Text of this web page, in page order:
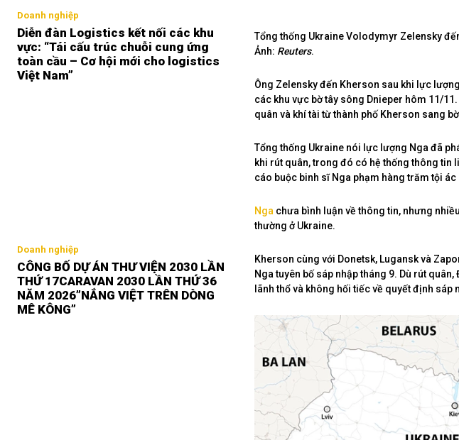
Doanh nghiệp
Diễn đàn Logistics kết nối các khu
vực: “Tái cấu trúc chuỗi cung ứng
toàn cầu – Cơ hội mới cho logistics
Việt Nam”
Doanh nghiệp
CÔNG BỐ DỰ ÁN THƯ VIỆN 2030 LẦN
THỨ 17CARAVAN 2030 LẦN THỨ 36
NĂM 2026”NẮNG VIỆT TRÊN DÒNG
MÊ KÔNG”
Tổng thống Ukraine Volodymyr Zelensky
Ảnh: Reuters.
Ông Zelensky đến Kherson sau khi lực
các khu vực bờ tây sông Dnieper hôm 11/
quân và khí tài từ thành phố Kherson sang
Tổng thống Ukraine nói lực lượng Nga đã
khi rút quân, trong đó có hệ thống thông tin
cáo buộc binh sĩ Nga phạm hàng trăm tội
Nga chưa bình luận về thông tin, nhưng
thường ở Ukraine.
Kherson cùng với Donetsk, Lugansk và
Nga tuyên bố sáp nhập tháng 9. Dù rút
lãnh thổ và không hối tiếc về quyết định sáp